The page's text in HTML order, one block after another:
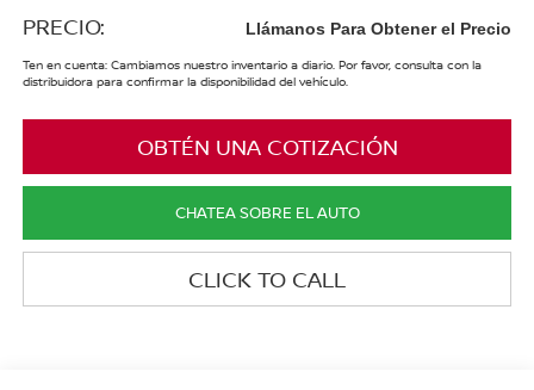
PRECIO: Llámanos Para Obtener el Precio
Ten en cuenta: Cambiamos nuestro inventario a diario. Por favor, consulta con la
distribuidora para confirmar la disponibilidad del vehículo.
OBTÉN UNA COTIZACIÓN
CHATEA SOBRE EL AUTO
CLICK TO CALL